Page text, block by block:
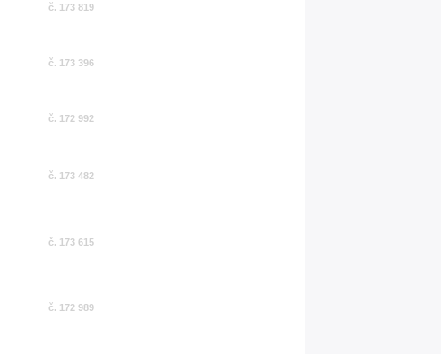
č. 173 819
č. 173 396
č. 172 992
č. 173 482
č. 173 615
č. 172 989